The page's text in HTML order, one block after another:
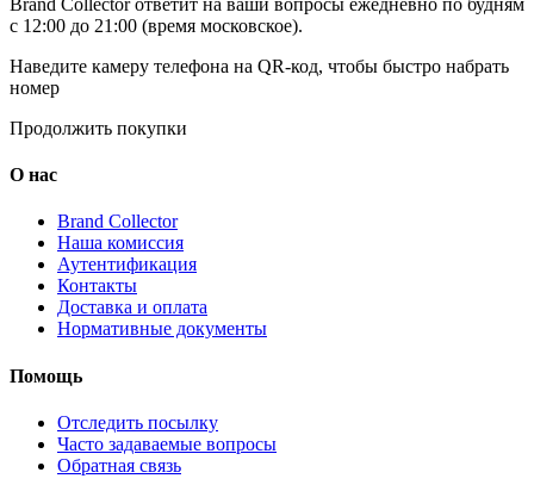
с 12:00 до 21:00 (время московское).
Наведите камеру телефона на QR-код, чтобы быстро набрать
номер
Продолжить покупки
О нас
Brand Collector
Наша комиссия
Аутентификация
Контакты
Доставка и оплата
Нормативные документы
Помощь
Отследить посылку
Часто задаваемые вопросы
Обратная связь